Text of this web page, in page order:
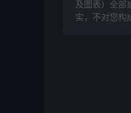
及图表）全部
实，不对您构